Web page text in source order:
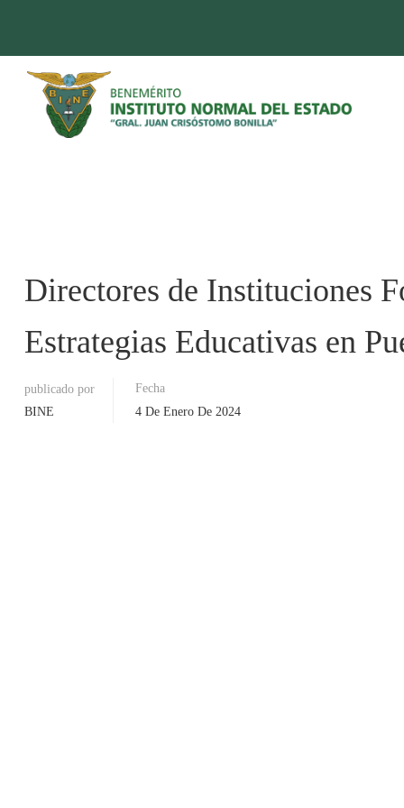
Directores de Instituciones
Estrategias Educativas en
publicado por
BINE
Fecha
4 De Enero De 2024